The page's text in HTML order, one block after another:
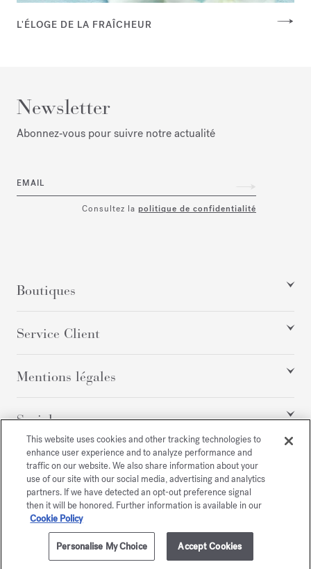
L'ÉLOGE DE LA FRAÎCHEUR
Newsletter
Abonnez‑vous pour suivre notre actualité
EMAIL
Consultez la politique de confidentialité
Boutiques
Service Client
Mentions légales
Social
Tous droits réservés
/ EUR PLAN DU SITE
This website uses cookies and other tracking technologies to
enhance user experience and to analyze performance and
traffic on our website. We also share information about your
use of our site with our social media, advertising and analytics
partners. If we have detected an opt-out preference signal
then it will be honored. Further information is available in our
Cookie Policy
Personalise My Choice Accept Cookies